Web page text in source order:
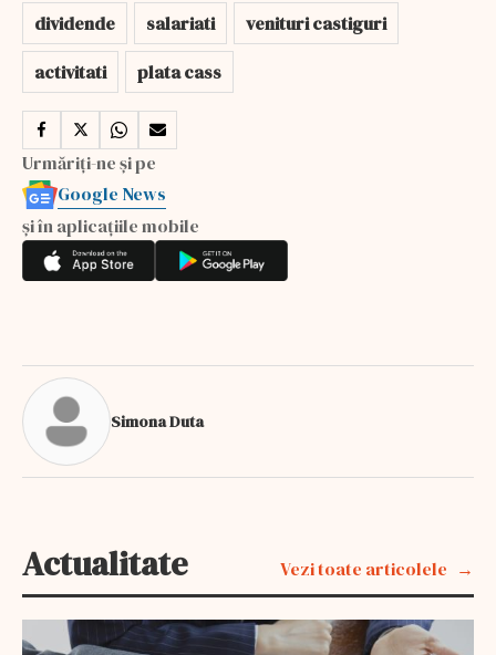
dividende salariati
venituri castiguri
activitati
plata cass
Urmăriți-ne și pe
Google News
și în aplicațiile mobile
Simona Duta
Actualitate Vezi toate articolele